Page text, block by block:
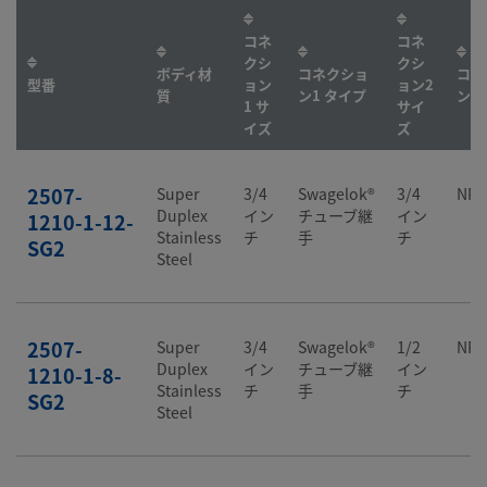
型番
ボディ材
質
コネ
クシ
ョン
1 サ
イズ
コネクショ
ン1 タイプ
コネ
クシ
ョン2
サイ
ズ
コ
ン2
2507-
1210-1-12-
SG2
Super
Duplex
Stainless
Steel
3/4
イン
チ
Swagelok®
チューブ継
手
3/4
イン
チ
2507-
1210-1-8-
SG2
Super
Duplex
Stainless
Steel
3/4
イン
チ
Swagelok®
チューブ継
手
1/2
イン
チ